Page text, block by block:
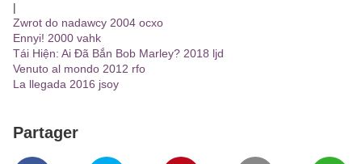
|
Zwrot do nadawcy 2004 ocxo
Ennyi! 2000 vahk
Tái Hiện: Ai Đã Bắn Bob Marley? 2018 ljd
Venuto al mondo 2012 rfo
La llegada 2016 jsoy
Partager